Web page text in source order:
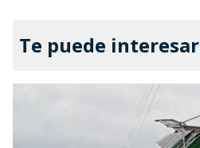
Te puede interesar